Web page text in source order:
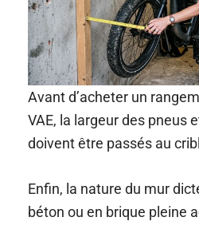
Avant d’acheter un
VAE, la largeur des pneus
doivent être passés au
Enfin, la nature du mur
béton ou en brique pleine